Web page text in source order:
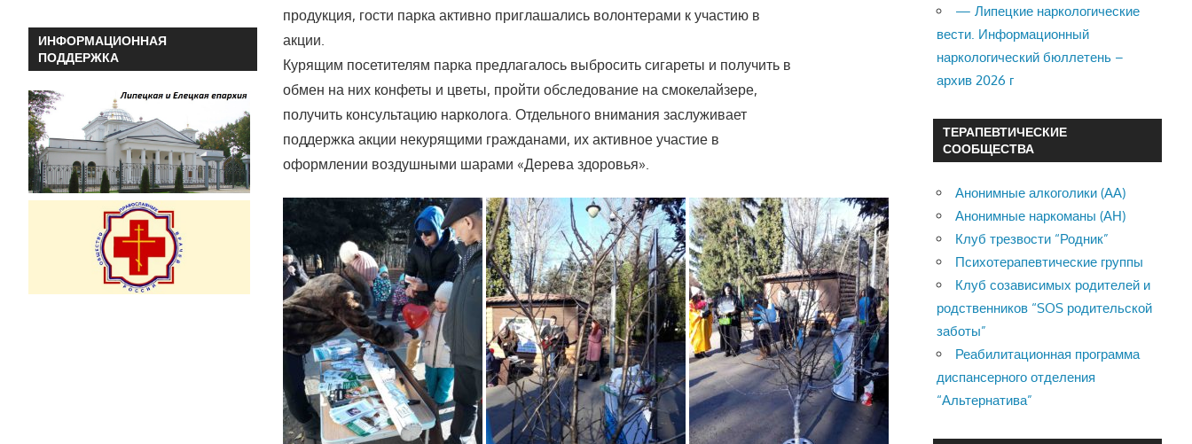
продукция, гости парка активно приглашались волонтерами к участию в
акции.
Курящим посетителям парка предлагалось выбросить сигареты и получить в
обмен на них конфеты и цветы, пройти обследование на смокелайзере,
получить консультацию нарколога. Отдельного внимания заслуживает
поддержка акции некурящими гражданами, их активное участие в
оформлении воздушными шарами «Дерева здоровья».
ИНФОРМАЦИОННАЯ
ПОДДЕРЖКА
— Липецкие наркологические
вести. Информационный
наркологический бюллетень –
архив 2026 г
ТЕРАПЕВТИЧЕСКИЕ
СООБЩЕСТВА
Анонимные алкоголики (АА)
Анонимные наркоманы (АН)
Клуб трезвости “Родник”
Психотерапевтические группы
Клуб созависимых родителей и
родственников “SOS родительской
заботы”
Реабилитационная программа
диспансерного отделения
“Альтернатива”